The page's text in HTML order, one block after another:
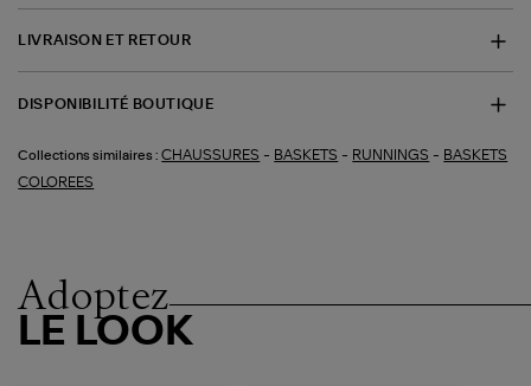
LIVRAISON ET RETOUR
DISPONIBILITÉ BOUTIQUE
Collections similaires : CHAUSSURES - BASKETS - RUNNINGS - BASKETS
COLOREES
Adoptez
LE LOOK